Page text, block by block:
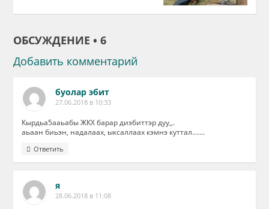
ОБСУЖДЕНИЕ • 6
Добавить комментарий
буолар эбит
27.06.2018 в 10:33
Кырдьа5ааьабы ЖКХ барар диэбиттэр дуу,,.
аьаан биьэн, надалаах, ыксаллаах кэмнэ куттал…….
Ответить
я
28.06.2018 в 11:08